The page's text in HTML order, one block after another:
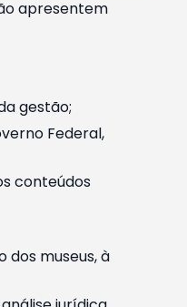
apresentem
gestão;
Federal,
conteúdos
museus, à